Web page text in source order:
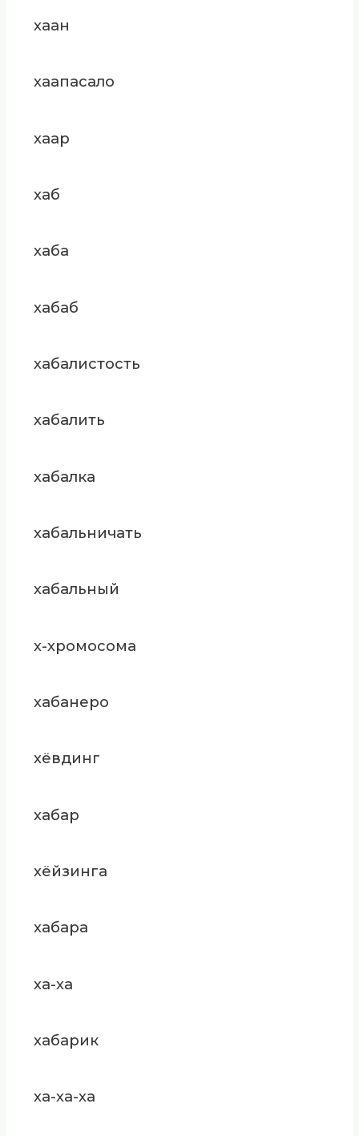
хаан
хаапасало
хаар
хаб
хаба
хабаб
хабалистость
хабалить
хабалка
хабальничать
хабальный
х-хромосома
хабанеро
хёвдинг
хабар
хёйзинга
хабара
ха-ха
хабарик
ха-ха-ха